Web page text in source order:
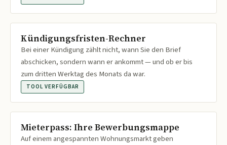
Kündigungsfristen-Rechner
Bei einer Kündigung zählt nicht, wann Sie den Brief
abschicken, sondern wann er ankommt — und ob er bis
zum dritten Werktag des Monats da war.
TOOL VERFÜGBAR
Mieterpass: Ihre Bewerbungsmappe
Auf einem angespannten Wohnungsmarkt geben